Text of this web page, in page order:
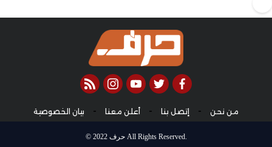
facebook
twitter
youtube
instagram
rss feed
من نحن - إتصل بنا - أعلن معنا - بيان الخصوصية
© 2022 حرف All Rights Reserved.